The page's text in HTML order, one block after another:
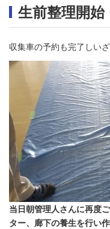
生前整理開始
収集車の予約も完了しいざ
当日朝管理人さんに再度
ター、廊下の養生を行い作